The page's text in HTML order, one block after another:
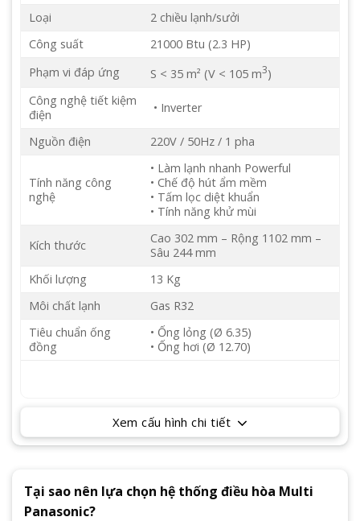
Tại sao nên lựa chọn hệ thống điều hòa Multi
Panasonic?
Loại
2 chiều lạnh/sưởi
Công suất
21000 Btu (2.3 HP)
Phạm vi đáp ứng
S < 35 m² (V < 105 m3)
Công nghệ tiết kiệm
điện
• Inverter
Nguồn điện 220V / 50Hz / 1 pha
Tính năng công
nghệ
• Làm lạnh nhanh Powerful
• Chế độ hút ẩm mềm
• Tấm lọc diệt khuẩn
• Tính năng khử mùi
Kích thước
Cao 302 mm – Rộng 1102 mm –
Sâu 244 mm
Khối lượng
13 Kg
Môi chất lạnh
Gas R32
Tiêu chuẩn ống
đồng
• Ống lỏng (Ø 6.35)
• Ống hơi (Ø 12.70)
Xem cấu hình chi tiết